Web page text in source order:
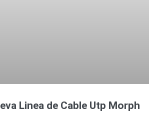
Linea de Cable Utp Morph